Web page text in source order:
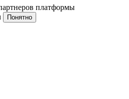
платформы
Понятно